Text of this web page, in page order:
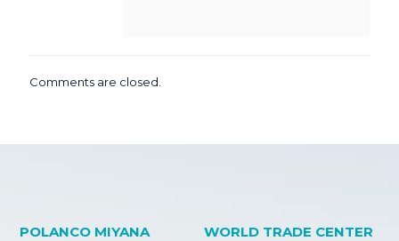
Comments are closed.
POLANCO MIYANA
WORLD TRADE CENTER